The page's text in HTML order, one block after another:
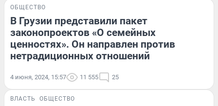
ОБЩЕСТВО
В Грузии представили пакет
законопроектов «О семейных
ценностях». Он направлен против
нетрадиционных отношений
4 июня, 2024, 15:57 11 555 25
ВЛАСТЬ ОБЩЕСТВО